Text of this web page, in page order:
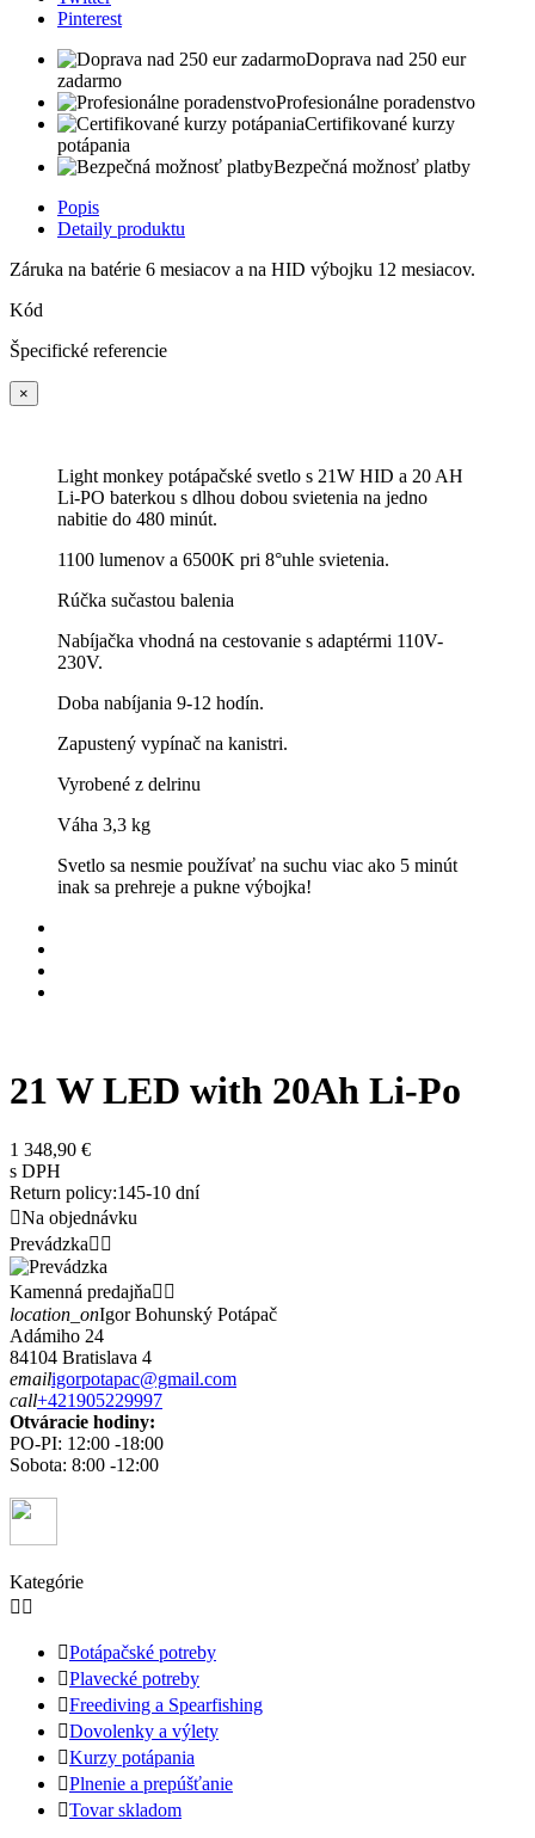
Pinterest
Doprava nad 250 eur
zadarmo
Profesionálne poradenstvo
Certifikované kurzy
potápania
Bezpečná možnosť platby
Popis
Detaily produktu
Záruka na batérie 6 mesiacov a na HID výbojku 12 mesiacov.
Kód
Špecifické referencie
×
Light monkey potápačské svetlo s 21W HID a 20 AH
Li-PO baterkou s dlhou dobou svietenia na jedno
nabitie do 480 minút.
1100 lumenov a 6500K pri 8°uhle svietenia.
Rúčka sučastou balenia
Nabíjačka vhodná na cestovanie s adaptérmi 110V-
230V.
Doba nabíjania 9-12 hodín.
Zapustený vypínač na kanistri.
Vyrobené z delrinu
Váha 3,3 kg
Svetlo sa nesmie používať na suchu viac ako 5 minút
inak sa prehreje a pukne výbojka!
21 W LED with 20Ah Li-Po
1 348,90 €
s DPH
Return policy:145-10 dní
Na objednávku
Prevádzka 
Kamenná predajňa 
location_onIgor Bohunský Potápač
Adámiho 24
84104 Bratislava 4
emailigorpotapac@gmail.com
call+421905229997
Otváracie hodiny:
PO-PI: 12:00 -18:00
Sobota: 8:00 -12:00
Kategórie
 
Potápačské potreby
Plavecké potreby
Freediving a Spearfishing
Dovolenky a výlety
Kurzy potápania
Plnenie a prepúšťanie
Tovar skladom